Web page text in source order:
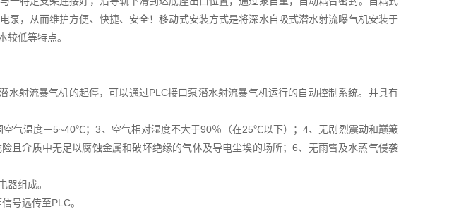
泵，从而维护方便、快捷、安全！移动式安装方式是将深水自吸式潜水射流曝气机安装于
较低等特点。
水射流暴气机的起停，可以通过PLC接口泵潜水射流暴气机运行的自动控制系统。并具有
气温度－5~40℃；3、空气相对湿度不大于90％（在25℃以下）；4、无剧烈震动和巅簸
且介质中无足以腐蚀金属和破坏绝缘的气体及导电尘埃的场所；6、无雨雪及水蒸气侵袭
器组成。
号远传至PLC。